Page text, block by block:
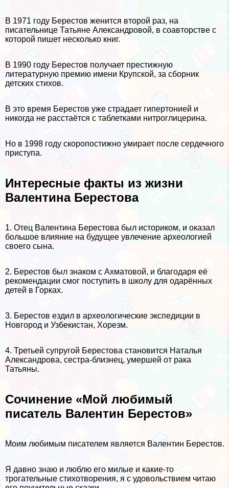
В 1971 году Берестов женится второй раз, на
писательнице Татьяне Александровой, в соавторстве с
которой пишет несколько книг.
В 1990 году Берестов получает престижную
литературную премию имени Крупской, за сборник
детских стихов.
В это время Берестов уже страдает гипертонией и
никогда не расстаётся с таблетками нитроглицерина.
Но в 1998 году скоропостижно умирает после сердечного
приступа.
Интересные факты из жизни
Валентина Берестова
1. Отец Валентина Берестова был историком, и оказал
большое влияние на будущее увлечение археологией
своего сына.
2. Берестов был знаком с Ахматовой, и благодаря её
рекомендации смог поступить в школу для одарённых
детей в Горках.
3. Берестов ездил в археологические экспедиции в
Новгород и Узбекистан, Хорезм.
4. Третьей супругой Берестова становится Наталья
Александрова, сестра-близнец, умершей от paка
Татьяны.
Сочинение «Мой любимый
писатель Валентин Берестов»
Моим любимым писателем является Валентин Берестов.
Я давно знаю и люблю его милые и какие-то
трогательные стихотворения, я с удовольствием читаю